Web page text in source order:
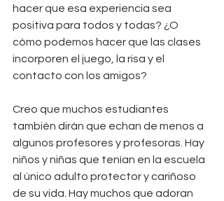
hacer que esa experiencia sea
positiva para todos y todas? ¿O
cómo podemos hacer que las clases
incorporen el juego, la risa y el
contacto con los amigos?
Creo que muchos estudiantes
también dirán que echan de menos a
algunos profesores y profesoras. Hay
niños y niñas que tenían en la escuela
al único adulto protector y cariñoso
de su vida. Hay muchos que adoran